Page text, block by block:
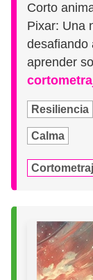
Corto
Pixar: Una
desafiando
aprender
Resiliencia
Calma